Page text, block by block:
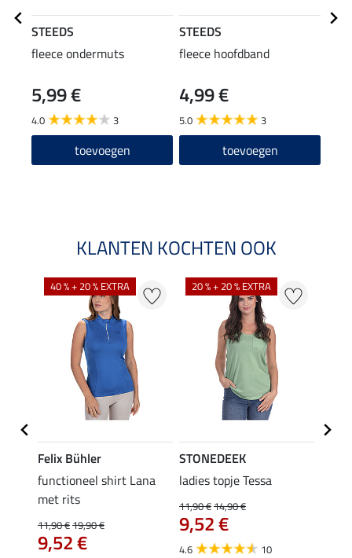
STEEDS
fleece ondermuts
5,99 €
4.0 3
toevoegen
STEEDS
fleece hoofdband
4,99 €
5.0 3
toevoegen
KLANTEN KOCHTEN OOK
40 % + 20 % EXTRA
Felix Bühler
functioneel shirt Lana
met rits
11,90 €19,90 €
9,52 €
20 % + 20 % EXTRA
STONEDEEK
ladies topje Tessa
11,90 €14,90 €
9,52 €
4.6 10